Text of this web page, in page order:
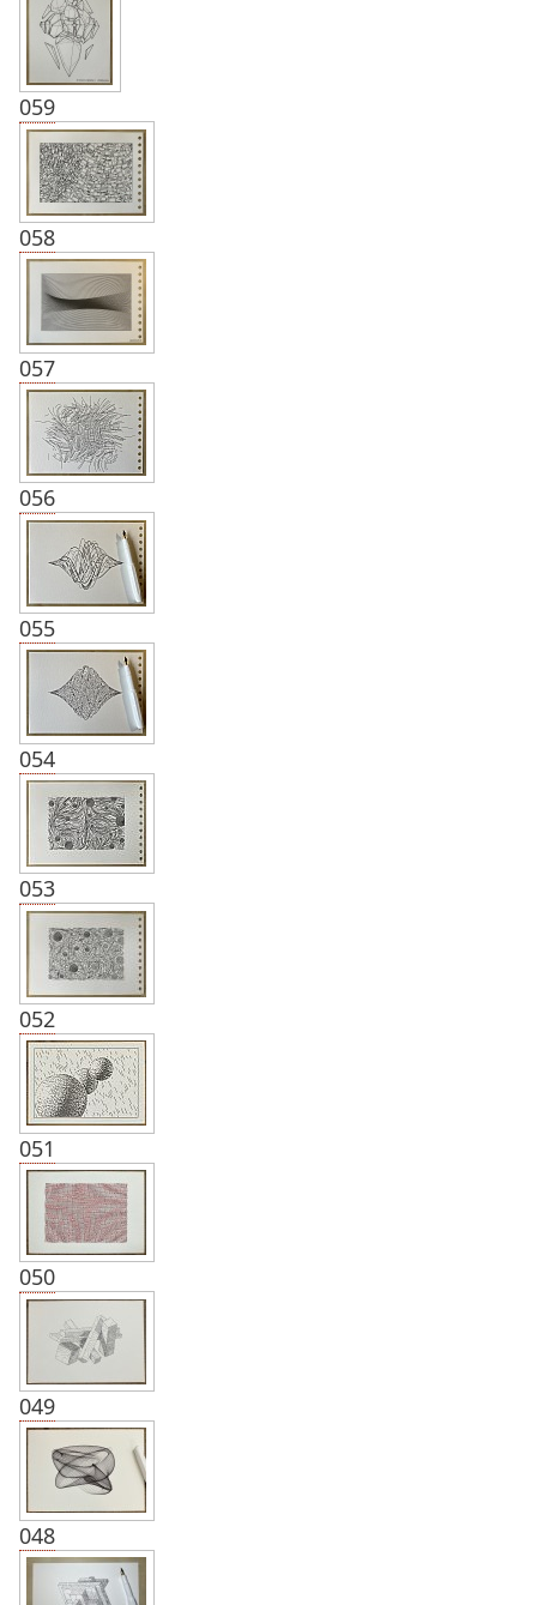
059
058
057
056
055
054
053
052
051
050
049
048